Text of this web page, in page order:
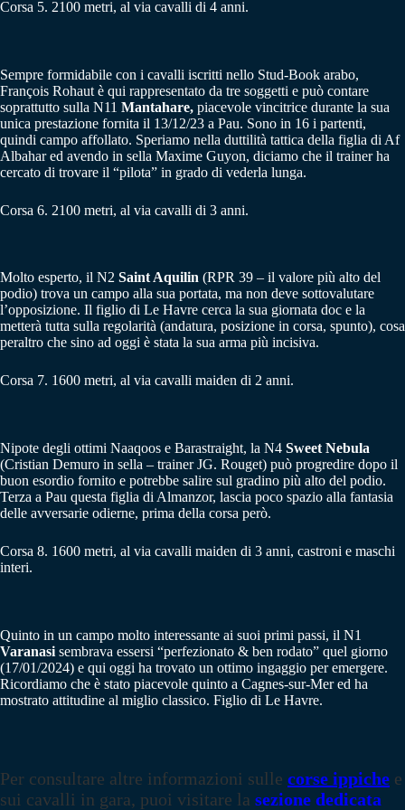
Corsa 5. 2100 metri, al via cavalli di 4 anni.
Sempre formidabile con i cavalli iscritti nello Stud-Book arabo,
François Rohaut è qui rappresentato da tre soggetti e può contare
soprattutto sulla N11 Mantahare, piacevole vincitrice durante la sua
unica prestazione fornita il 13/12/23 a Pau. Sono in 16 i partenti,
quindi campo affollato. Speriamo nella duttilità tattica della figlia di Af
Albahar ed avendo in sella Maxime Guyon, diciamo che il trainer ha
cercato di trovare il “pilota” in grado di vederla lunga.
Corsa 6. 2100 metri, al via cavalli di 3 anni.
Molto esperto, il N2 Saint Aquilin (RPR 39 – il valore più alto del
podio) trova un campo alla sua portata, ma non deve sottovalutare
l’opposizione. Il figlio di Le Havre cerca la sua giornata doc e la
metterà tutta sulla regolarità (andatura, posizione in corsa, spunto), cosa
peraltro che sino ad oggi è stata la sua arma più incisiva.
Corsa 7. 1600 metri, al via cavalli maiden di 2 anni.
Nipote degli ottimi Naaqoos e Barastraight, la N4 Sweet Nebula
(Cristian Demuro in sella – trainer JG. Rouget) può progredire dopo il
buon esordio fornito e potrebbe salire sul gradino più alto del podio.
Terza a Pau questa figlia di Almanzor, lascia poco spazio alla fantasia
delle avversarie odierne, prima della corsa però.
Corsa 8. 1600 metri, al via cavalli maiden di 3 anni, castroni e maschi
interi.
Quinto in un campo molto interessante ai suoi primi passi, il N1
Varanasi sembrava essersi “perfezionato & ben rodato” quel giorno
(17/01/2024) e qui oggi ha trovato un ottimo ingaggio per emergere.
Ricordiamo che è stato piacevole quinto a Cagnes-sur-Mer ed ha
mostrato attitudine al miglio classico. Figlio di Le Havre.
Per consultare altre informazioni sulle corse ippiche e
sui cavalli in gara, puoi visitare la sezione dedicata